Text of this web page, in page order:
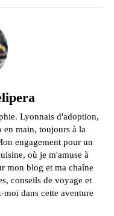
Lyonnais d'adoption,
main, toujours à la
engagement pour un
où je m'amuse à
mon blog et ma chaîne
conseils de voyage et
dans cette aventure